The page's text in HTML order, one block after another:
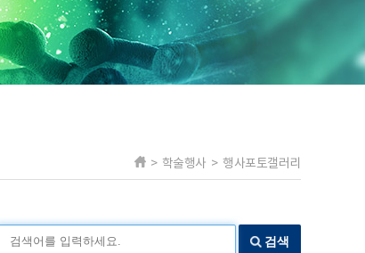
> 학술행사 > 행사포토갤러리
검색